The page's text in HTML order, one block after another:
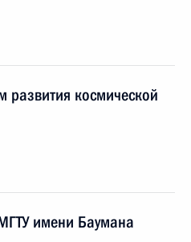
космической
имени Баумана